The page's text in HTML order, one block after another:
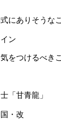
にありそうな
ン
をつけるべき
「甘青龍」
・改